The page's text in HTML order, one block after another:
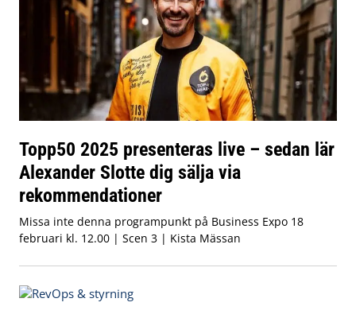
Topp50 2025 presenteras live – sedan lär
Alexander Slotte dig sälja via
rekommendationer
Missa inte denna programpunkt på Business Expo 18
februari kl. 12.00 | Scen 3 | Kista Mässan